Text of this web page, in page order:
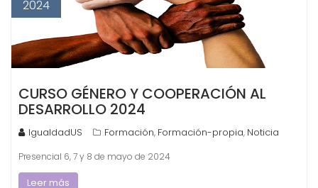
2024
CURSO GÉNERO Y COOPERACIÓN AL
DESARROLLO 2024
IgualdadUS Formación, Formación-propia, Noticia
Presencial 6, 7 y 8 de mayo de 2024
Leer más